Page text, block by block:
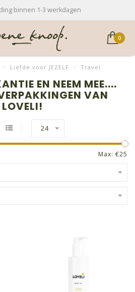
binnen 1-3 werkdagen
0
/ Liefde voor JEZELF / Travel
EN NEEM MEE....
VAN
LOVELI!
24
Max: €25